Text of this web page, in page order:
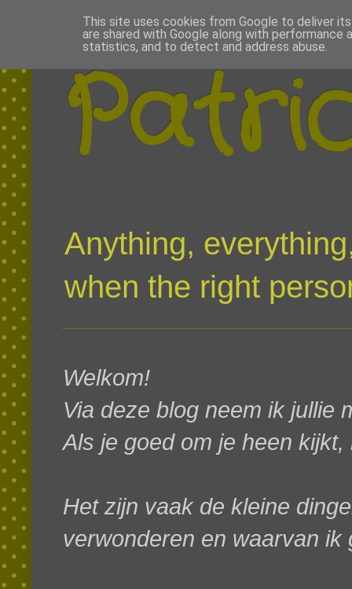
Anything,
when the right
Welkom!
Via deze blog neem ik jullie
Als je goed om je heen
Het zijn vaak de kleine
verwonderen en waarvan ik
This site uses cookies from Google to deliver
are shared with Google along with
statistics, and to detect and address abuse.